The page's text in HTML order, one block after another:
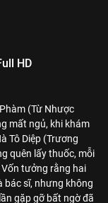
HD
(Từ Nhược
mất ngủ, khi khám
Tô Diệp (Trương
quên lấy thuốc, mỗi
Vốn tưởng rằng hai
bác sĩ, nhưng không
gặp gỡ bất ngờ đã